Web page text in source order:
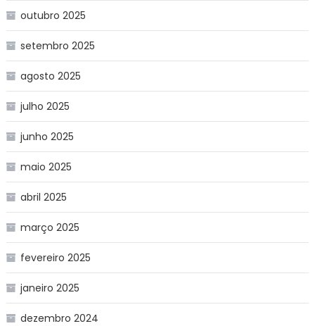
outubro 2025
setembro 2025
agosto 2025
julho 2025
junho 2025
maio 2025
abril 2025
março 2025
fevereiro 2025
janeiro 2025
dezembro 2024